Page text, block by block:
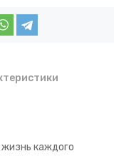
каждого